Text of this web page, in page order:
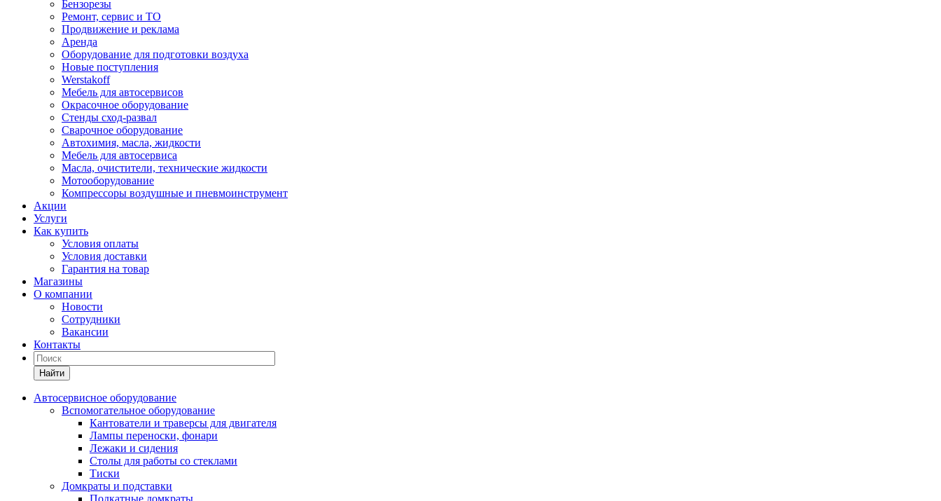
Бензорезы
Ремонт, сервис и ТО
Продвижение и реклама
Аренда
Оборудование для подготовки воздуха
Новые поступления
Werstakoff
Мебель для автосервисов
Окрасочное оборудование
Стенды сход-развал
Сварочное оборудование
Автохимия, масла, жидкости
Мебель для автосервиса
Масла, очистители, технические жидкости
Мотооборудование
Компрессоры воздушные и пневмоинструмент
Акции
Услуги
Как купить
Условия оплаты
Условия доставки
Гарантия на товар
Магазины
О компании
Новости
Сотрудники
Вакансии
Контакты
Найти
Автосервисное оборудование
Вспомогательное оборудование
Кантователи и траверсы для двигателя
Лампы переноски, фонари
Лежаки и сидения
Столы для работы со стеклами
Тиски
Домкраты и подставки
Подкатные домкраты